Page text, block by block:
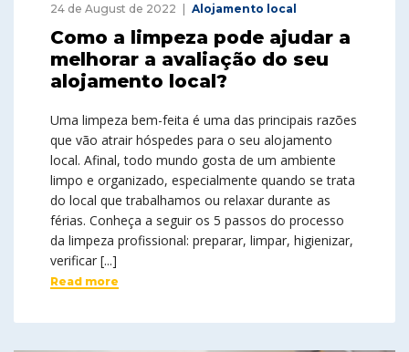
24 de August de 2022 Alojamento local
Como a limpeza pode ajudar a
melhorar a avaliação do seu
alojamento local?
Uma limpeza bem-feita é uma das principais razões
que vão atrair hóspedes para o seu alojamento
local. Afinal, todo mundo gosta de um ambiente
limpo e organizado, especialmente quando se trata
do local que trabalhamos ou relaxar durante as
férias. Conheça a seguir os 5 passos do processo
da limpeza profissional: preparar, limpar, higienizar,
verificar [...]
Read more